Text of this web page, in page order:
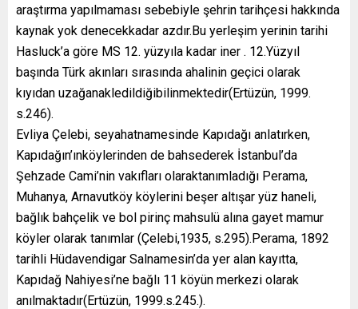
araştırma yapılmaması sebebiyle şehrin tarihçesi hakkında
kaynak yok denecekkadar azdır.Bu yerleşim yerinin tarihi
Hasluck’a göre MS 12. yüzyıla kadar iner . 12.Yüzyıl
başında Türk akınları sırasında ahalinin geçici olarak
kıyıdan uzağanakledildiğibilinmektedir(Ertüzün, 1999.
s.246).
Evliya Çelebi, seyahatnamesinde Kapıdağı anlatırken,
Kapıdağın’ınköylerinden de bahsederek İstanbul’da
Şehzade Cami’nin vakıfları olaraktanımladığı Perama,
Muhanya, Arnavutköy köylerini beşer altışar yüz haneli,
bağlık bahçelik ve bol pirinç mahsulü alına gayet mamur
köyler olarak tanımlar (Çelebi,1935, s.295).Perama, 1892
tarihli Hüdavendigar Salnamesin’da yer alan kayıtta,
Kapıdağ Nahiyesi’ne bağlı 11 köyün merkezi olarak
anılmaktadır(Ertüzün, 1999.s.245.).